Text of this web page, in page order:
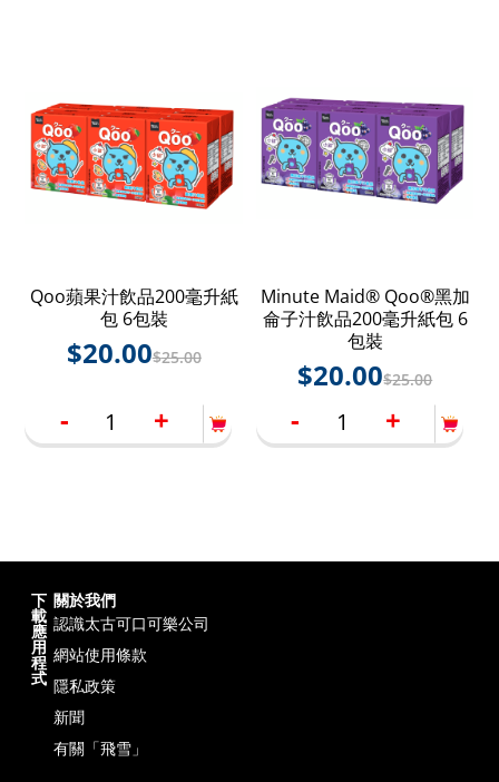
Qoo蘋果汁飲品200毫升紙
包 6包裝
$25.00
$20.00
-
+
Minute Maid® Qoo®黑加
侖子汁飲品200毫升紙包 6
包裝
$25.00
$20.00
-
+
下
載
應
用
程
式
關於我們
認識太古可口可樂公司
網站使用條款
隱私政策
新聞
有關「飛雪」